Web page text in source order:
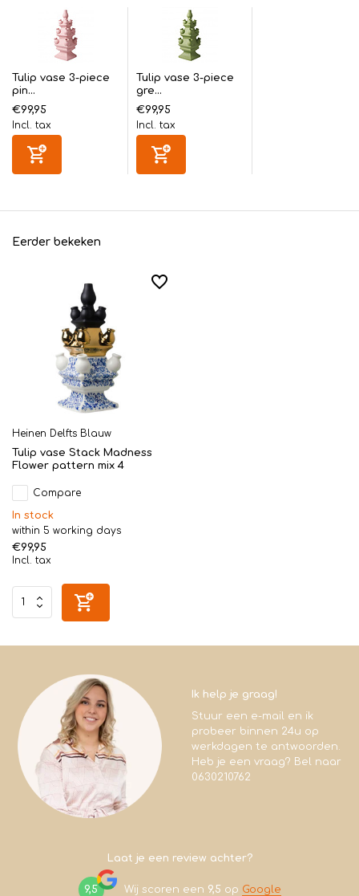
Tulip vase 3-piece
pin...
€99,95
Incl. tax
Tulip vase 3-piece
gre...
€99,95
Incl. tax
Eerder bekeken
Heinen Delfts Blauw
Tulip vase Stack Madness
Flower pattern mix 4
Compare
In stock
within 5 working days
€99,95
Incl. tax
Ik help je graag!
Stuur een e-mail en ik
probeer binnen 24u op
werkdagen te antwoorden.
Heb je een vraag? Bel naar
0630210762
Laat je een review achter?
9,5 Wij scoren een 9,5 op Google